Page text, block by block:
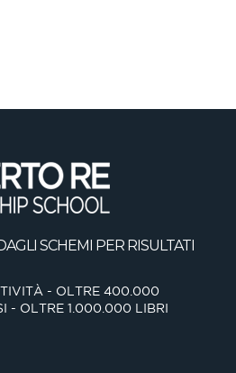
SCHEMI PER RISULTATI
- OLTRE 400.000
- OLTRE 1.000.000 LIBRI